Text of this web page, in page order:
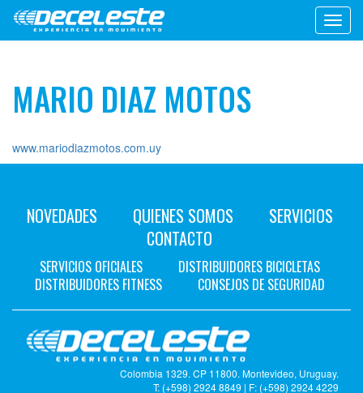
MARIO DIAZ MOTOS
www.mariodiazmotos.com.uy
NOVEDADES QUIENES SOMOS
SERVICIOS
CONTACTO
SERVICIOS OFICIALES
DISTRIBUIDORES BICICLETAS
DISTRIBUIDORES FITNESS
CONSEJOS DE SEGURIDAD
Colombia 1329. CP 11800. Montevideo, Uruguay.
T: (+598) 2924 8849 | F: (+598) 2924 4229